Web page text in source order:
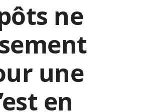
ne
une
en